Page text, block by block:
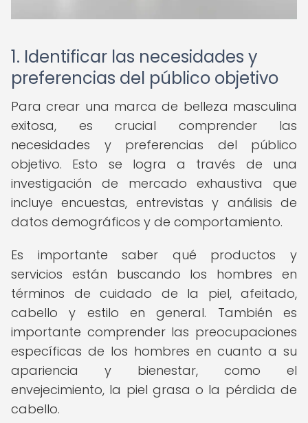
1. Identificar las necesidades y
preferencias del público objetivo
Para crear una marca de belleza masculina
exitosa, es crucial comprender las
necesidades y preferencias del público
objetivo. Esto se logra a través de una
investigación de mercado exhaustiva que
incluye encuestas, entrevistas y análisis de
datos demográficos y de comportamiento.
Es importante saber qué productos y
servicios están buscando los hombres en
términos de cuidado de la piel, afeitado,
cabello y estilo en general. También es
importante comprender las preocupaciones
específicas de los hombres en cuanto a su
apariencia y bienestar, como el
envejecimiento, la piel grasa o la pérdida de
cabello.